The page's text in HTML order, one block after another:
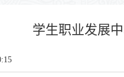
学生职业发展